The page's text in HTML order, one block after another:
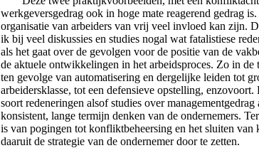
werkgeversgedrag ook in hoge mate reagerend gedrag
organisatie van arbeiders van vrij veel invloed kan zijn.
ik bij veel diskussies en studies nogal wat fatalistiese
als het gaat over de gevolgen voor de positie van de
de aktuele ontwikkelingen in het arbeidsproces. Zo in
ten gevolge van automatisering en dergelijke leiden tot
arbeidersklasse, tot een defensieve opstelling,
soort redeneringen alsof studies over
konsistent, lange termijn denken van de ondernemers.
is van pogingen tot konfliktbeheersing en het sluiten van
daaruit de strategie van de ondernemer door te zetten.